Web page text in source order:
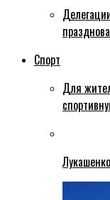
Спорт
Для